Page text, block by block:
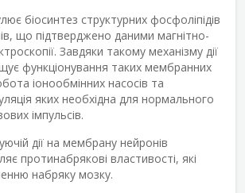
біосинтез структурних фосфоліпідів
що підтверджено даними магнітно-
Завдяки такому механізму дії
функціонування таких мембранних
іонообмінних насосів та
яких необхідна для нормального
імпульсів.
дії на мембрану нейронів
протинабрякові властивості, які
набряку мозку.